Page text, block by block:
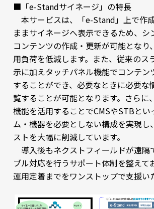
■「e-Standサイネージ」の特長
本サービスは、「e-Stand」上で作
ままサイネージへ表示できるため、シ
コンテンツの作成・更新が可能となり
用負荷を低減します。また、従来のス
示に加えタッチパネル機能でコンテン
することができ、必要なときに必要な
覧することが可能となります。さらに
機能を活用することでCMSやSTBとい
ム・機器を必要としない構成を実現し
ストを大幅に削減しています。
導入後もネクストフィールドが遠隔
ブル対応を行うサポート体制を整えて
運用定着までをワンストップで支援い